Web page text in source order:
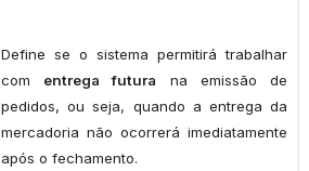
Define se o sistema permitirá trabalhar
com entrega futura na emissão de
pedidos, ou seja, quando a entrega da
mercadoria não ocorrerá imediatamente
após o fechamento.